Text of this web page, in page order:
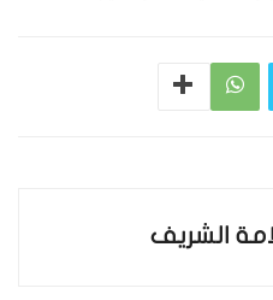
الشريف